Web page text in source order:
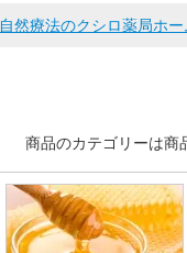
自然療法のクシロ薬局ホー
商品のカテゴリーは商